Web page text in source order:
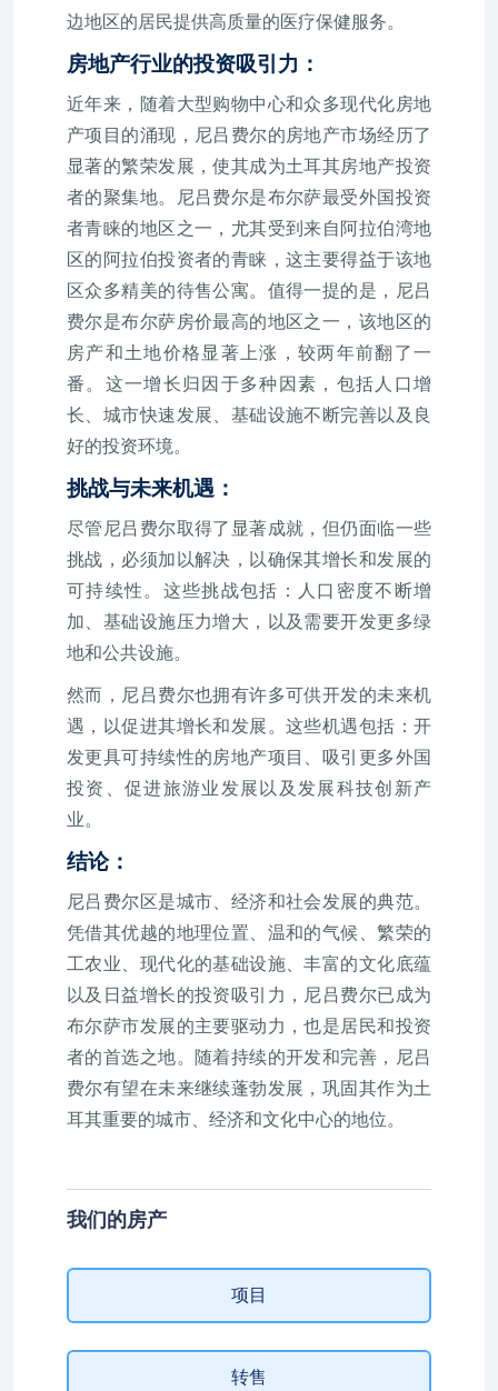
边地区的居民提供高质量的医疗保健服务。
房地产行业的投资吸引力：
近年来，随着大型购物中心和众多现代化房地
产项目的涌现，尼吕费尔的房地产市场经历了
显著的繁荣发展，使其成为土耳其房地产投资
者的聚集地。尼吕费尔是布尔萨最受外国投资
者青睐的地区之一，尤其受到来自阿拉伯湾地
区的阿拉伯投资者的青睐，这主要得益于该地
区众多精美的待售公寓。值得一提的是，尼吕
费尔是布尔萨房价最高的地区之一，该地区的
房产和土地价格显著上涨，较两年前翻了一
番。这一增长归因于多种因素，包括人口增
长、城市快速发展、基础设施不断完善以及良
好的投资环境。
挑战与未来机遇：
尽管尼吕费尔取得了显著成就，但仍面临一些
挑战，必须加以解决，以确保其增长和发展的
可持续性。这些挑战包括：人口密度不断增
加、基础设施压力增大，以及需要开发更多绿
地和公共设施。
然而，尼吕费尔也拥有许多可供开发的未来机
遇，以促进其增长和发展。这些机遇包括：开
发更具可持续性的房地产项目、吸引更多外国
投资、促进旅游业发展以及发展科技创新产
业。
结论：
尼吕费尔区是城市、经济和社会发展的典范。
凭借其优越的地理位置、温和的气候、繁荣的
工农业、现代化的基础设施、丰富的文化底蕴
以及日益增长的投资吸引力，尼吕费尔已成为
布尔萨市发展的主要驱动力，也是居民和投资
者的首选之地。随着持续的开发和完善，尼吕
费尔有望在未来继续蓬勃发展，巩固其作为土
耳其重要的城市、经济和文化中心的地位。
我们的房产
项目
转售